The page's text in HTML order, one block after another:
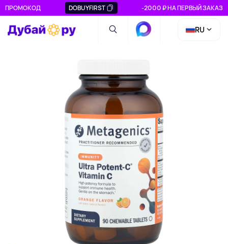
ПРОМОКОД DOBUYFIRST -2000 ₽ НА ПЕРВЫЙ ЗАКАЗ
RU